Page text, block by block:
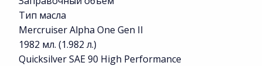
Тип масла
Mercruiser Alpha One Gen II
1982 мл. (1.982 л.)
Quicksilver SAE 90 High Performance